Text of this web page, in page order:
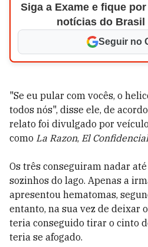
Siga a Exame e fique
notícias do Brasil
Seguir no
"Se eu pular com vocês, o
todos nós", disse ele, de
relato foi divulgado por
como La Razon, El Confidencial
Os três conseguiram nadar
sozinhos do lago. Apenas a
apresentou hematomas,
entanto, na sua vez de deixar
teria conseguido tirar o cinto
teria se afogado.